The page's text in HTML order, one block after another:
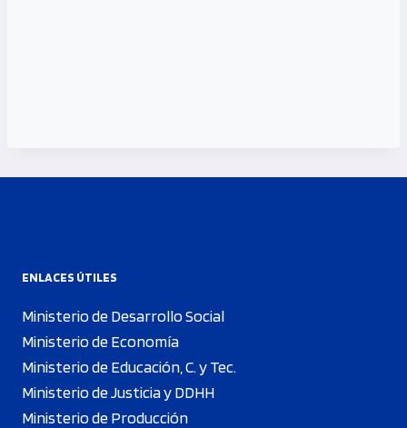
ENLACES ÚTILES
Ministerio de Desarrollo Social
Ministerio de Economía
Ministerio de Educación, C. y Tec.
Ministerio de Justicia y DDHH
Ministerio de Producción